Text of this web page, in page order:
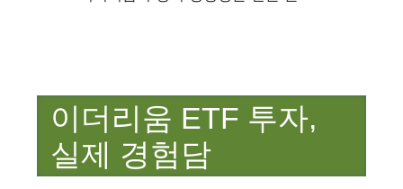
이더리움 ETF 투자,
실제 경험담